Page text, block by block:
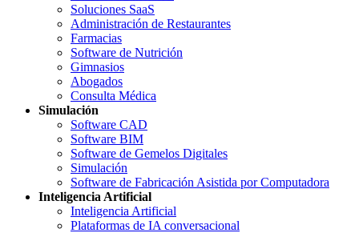
Soluciones SaaS
Administración de Restaurantes
Farmacias
Software de Nutrición
Gimnasios
Abogados
Consulta Médica
Simulación
Software CAD
Software BIM
Software de Gemelos Digitales
Simulación
Software de Fabricación Asistida por Computadora
Inteligencia Artificial
Inteligencia Artificial
Plataformas de IA conversacional